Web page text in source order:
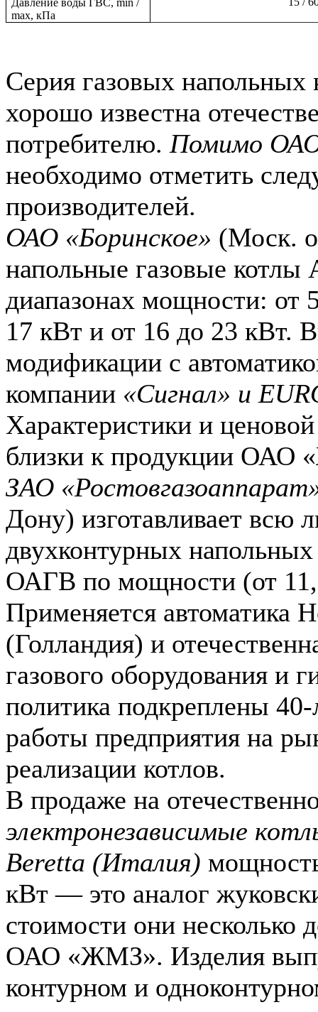
max, кПа
Серия газовых
хорошо известна
потребителю. Помимо
необходимо отметить
производителей.
ОАО «Боринское» (Моск.
напольные газовые
диапазонах мощности: от
17 кВт и от 16 до 23 кВт.
модификации с
компании «Сигнал» и
Характеристики и
близки к продукции ОАО
ЗАО
Дону) изготавливает всю
двухконтурных напольных
ОАГВ по мощности (от
Применяется автоматика
(Голландия) и
газового оборудования и
политика подкреплены
работы предприятия на
реализации котлов.
В продаже на
электронезависимые
Beretta (Италия)
кВт — это аналог
стоимости они несколько
ОАО «ЖМЗ». Изделия
контурном и